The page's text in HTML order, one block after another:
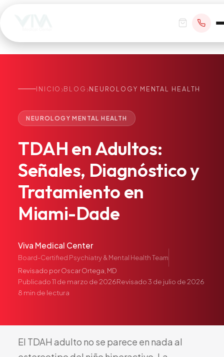
Atención Primaria
Atención el Mismo Día
Medicina Interna
Psiquiatría
Telemedicina
Salud del Adolescente
Tratamiento Hormonal
Medicina Concierge
Terapia IV
RESERVAR CITA
+1 305 209 0001
office@vivamedicalcenter.com
Lun–Vie 8:30AM–4:30PM · Sáb con cita
INICIO ›BLOG ›NEUROLOGY MENTAL HEALTH
NEUROLOGY MENTAL HEALTH
TDAH en Adultos:
Señales, Diagnósticoy
Tratamiento en
Miami-Dade
Viva Medical Center
Board-Certified Psychiatry & Mental Health Team
Revisado porOscar Ortega, MD
Publicado11 de marzo de 2026Revisado3 de julio de 2026
8 min de lectura
El TDAH adulto no se parece en nada al